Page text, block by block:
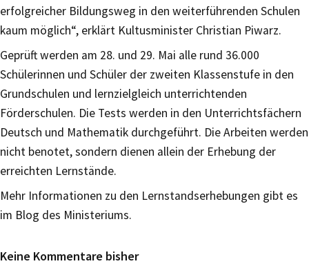
erfolgreicher Bildungsweg in den weiterführenden Schulen
kaum möglich“, erklärt Kultusminister Christian Piwarz.
Geprüft werden am 28. und 29. Mai alle rund 36.000
Schülerinnen und Schüler der zweiten Klassenstufe in den
Grundschulen und lernzielgleich unterrichtenden
Förderschulen. Die Tests werden in den Unterrichtsfächern
Deutsch und Mathematik durchgeführt. Die Arbeiten werden
nicht benotet, sondern dienen allein der Erhebung der
erreichten Lernstände.
Mehr Informationen zu den Lernstandserhebungen gibt es
im Blog des Ministeriums.
Keine Kommentare bisher